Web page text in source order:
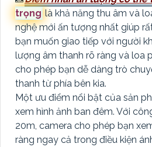
trọng là khả năng thu âm và
nghệ mới ấn tượng nhất giúp
bạn muốn giao tiếp với người
lượng âm thanh rõ ràng và loa
cho phép bạn dễ dàng trò
thanh từ phía bên kia.
Một ưu điểm nổi bật của sản
xem hình ảnh ban đêm. Với
20m, camera cho phép bạn
ràng ngay cả trong điều kiện